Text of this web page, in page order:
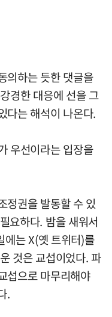
의하는 듯한 댓글을
경한 대응에 선을 그
다는 해석이 나온다.
우선이라는 입장을
정권을 발동할 수 있
요하다. 밤을 새워서
는 X(옛 트위터)를
것은 교섭이었다. 파
섭으로 마무리해야
.